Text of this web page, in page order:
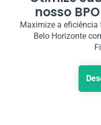
nosso
Maximize a eficiência
Belo Horizonte